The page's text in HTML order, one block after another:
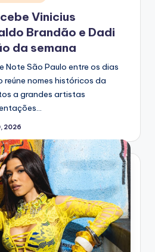
Vinicius
Brandão e Dadi
da semana
Note São Paulo entre os dias
reúne nomes históricos da
a grandes artistas
2026